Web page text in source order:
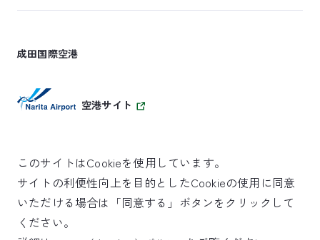
成田国際空港
空港サイト
SKYTRAX
5スターエアポート
このサイトはCookieを使用しています。
サイトの利便性向上を目的としたCookieの使用に同意
いただける場合は「同意する」ボタンをクリックして
ください。